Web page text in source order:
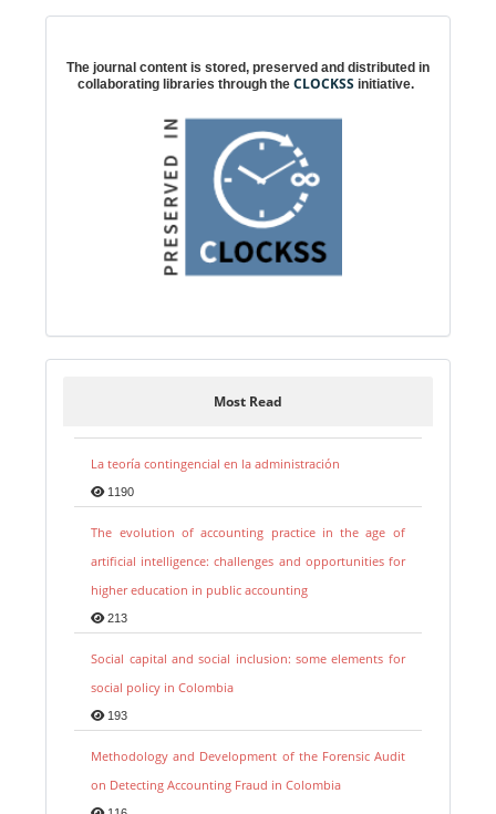
The journal content is stored, preserved and distributed in
collaborating libraries through the CLOCKSS initiative.
Most Read
La teoría contingencial en la administración
1190
The evolution of accounting practice in the age of
artificial intelligence: challenges and opportunities for
higher education in public accounting
213
Social capital and social inclusion: some elements for
social policy in Colombia
193
Methodology and Development of the Forensic Audit
on Detecting Accounting Fraud in Colombia